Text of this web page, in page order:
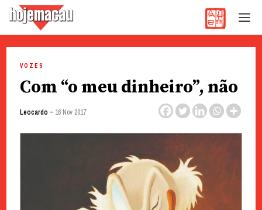
content
VOZES
Com “o meu dinheiro”, não
Leocardo - 16 Nov 2017